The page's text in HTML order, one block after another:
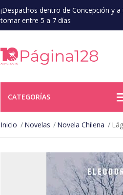
¡Despachos dentro de Concepción y
tomar entre 5 a 7 días
CATEGORÍAS
Inicio Novelas Novela Chilena